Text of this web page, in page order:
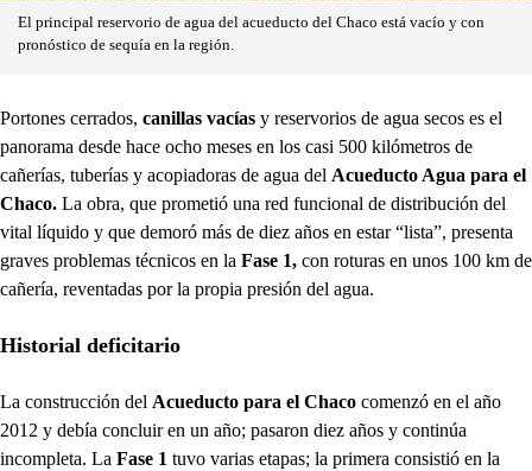
El principal reservorio de agua del acueducto del Chaco está vacío y con
pronóstico de sequía en la región.
Portones cerrados, canillas vacías y reservorios de agua secos es el
panorama desde hace ocho meses en los casi 500 kilómetros de
cañerías, tuberías y acopiadoras de agua del Acueducto Agua para el
Chaco. La obra, que prometió una red funcional de distribución del
vital líquido y que demoró más de diez años en estar “lista”, presenta
graves problemas técnicos en la Fase 1, con roturas en unos 100 km de
cañería, reventadas por la propia presión del agua.
Historial deficitario
La construcción del Acueducto para el Chaco comenzó en el año
2012 y debía concluir en un año; pasaron diez años y continúa
incompleta. La Fase 1 tuvo varias etapas; la primera consistió en la